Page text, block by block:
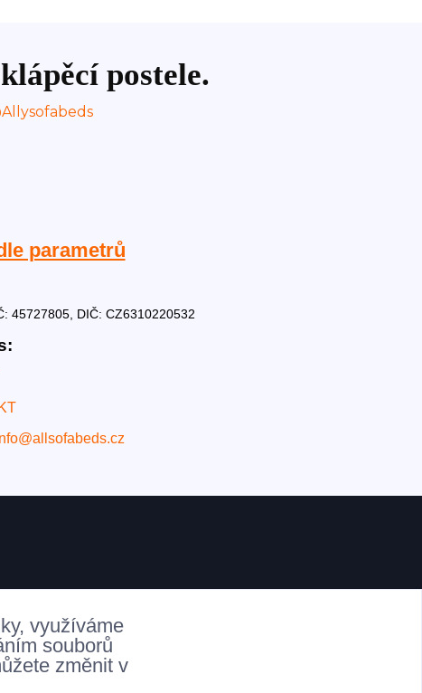
postele.
parametrů
45727805, DIČ: CZ6310220532
využíváme
souborů
změnit v